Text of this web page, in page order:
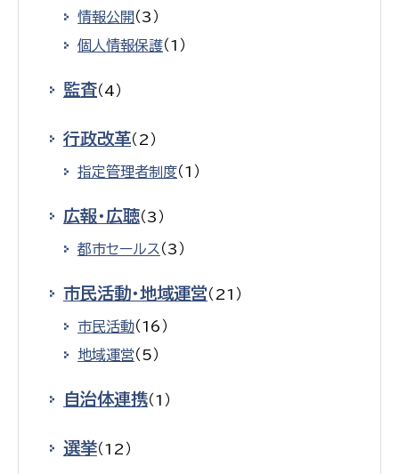
情報公開 （3）
個人情報保護（1）
監査（4）
行政改革（2）
指定管理者制度（1）
広報・広聴（3）
都市セールス （3）
市民活動・地域運営（21）
市民活動（16）
地域運営（5）
自治体連携（1）
選挙（12）